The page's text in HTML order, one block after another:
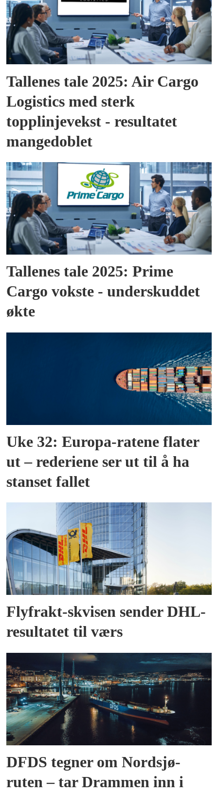
Tallenes tale 2025: Air Cargo
Logistics med sterk
topplinjevekst - resultatet
mangedoblet
Tallenes tale 2025: Prime
Cargo vokste - underskuddet
økte
Uke 32: Europa-ratene flater
ut – rederiene ser ut til å ha
stanset fallet
Flyfrakt-skvisen sender DHL-
resultatet til værs
DFDS tegner om Nordsjø-
ruten – tar Drammen inn i